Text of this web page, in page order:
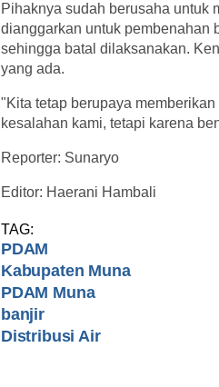
Pihaknya sudah berusaha untuk
dianggarkan untuk pembenahan
sehingga batal dilaksanakan.
yang ada.
"Kita tetap berupaya
kesalahan kami, tetapi karena
Reporter: Sunaryo
Editor: Haerani Hambali
TAG:
PDAM
Kabupaten Muna
PDAM Muna
banjir
Distribusi Air